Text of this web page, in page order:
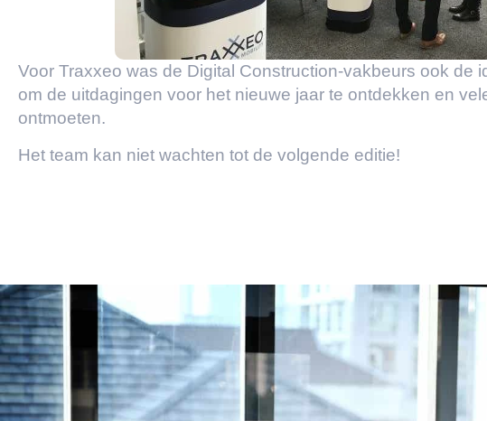
Voor Traxxeo was de Digital Construction-vakbeurs ook de
om de uitdagingen voor het nieuwe jaar te ontdekken en
ontmoeten.
Het team kan niet wachten tot de volgende editie!